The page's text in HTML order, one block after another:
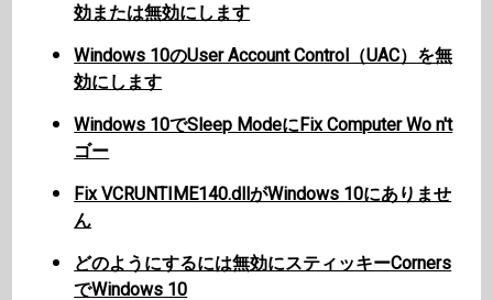
効または無効にします
Windows 10のUser Account Control（UAC）を無
効にします
Windows 10でSleep ModeにFix Computer Wo n't
ゴー
Fix VCRUNTIME140.dllがWindows 10にありませ
ん
どのようにするには無効にスティッキーCorners
でWindows 10